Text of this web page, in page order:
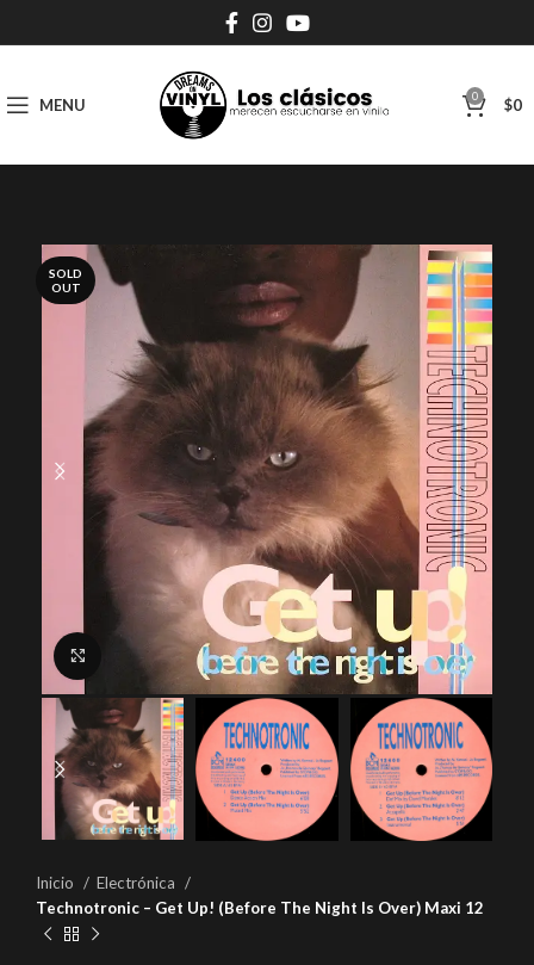
MENU 0 $0
SOLD
OUT
Click to enlarge
Inicio
Electrónica
Technotronic – Get Up! (Before The Night Is Over) Maxi 12